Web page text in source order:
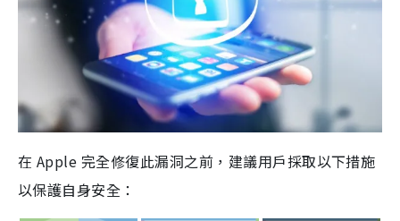
在 Apple 完全修復此漏洞之前，建議用戶採取以下措施
以保護自身安全：